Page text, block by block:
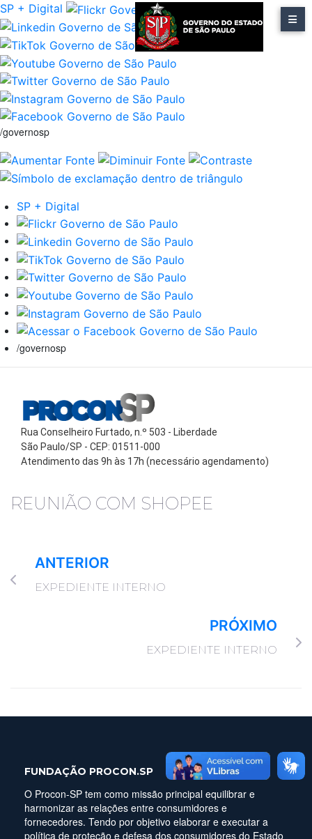
SP + Digital
/governosp
SP + Digital
/governosp
Rua Conselheiro Furtado, n.º 503 - Liberdade
São Paulo/SP - CEP: 01511-000
Atendimento das 9h às 17h (necessário agendamento)
REUNIÃO COM SHOPEE
ANTERIOR
EXPEDIENTE INTERNO
PRÓXIMO
EXPEDIENTE INTERNO
FUNDAÇÃO PROCON.SP
O Procon-SP tem como missão principal equilibrar e
harmonizar as relações entre consumidores e
fornecedores. Tendo por objetivo elaborar e executar a
política de proteção e defesa dos consumidores do Estado